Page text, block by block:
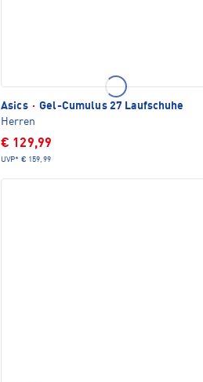
Asics · Gel-Cumulus 27 Laufschuhe
Herren
€ 129,99
UVP* € 159,99